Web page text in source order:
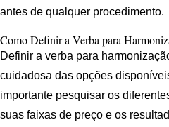
antes de qualquer procedimento.
Como Definir a Verba para
Definir a verba para
cuidadosa das opções
importante pesquisar os
suas faixas de preço e os